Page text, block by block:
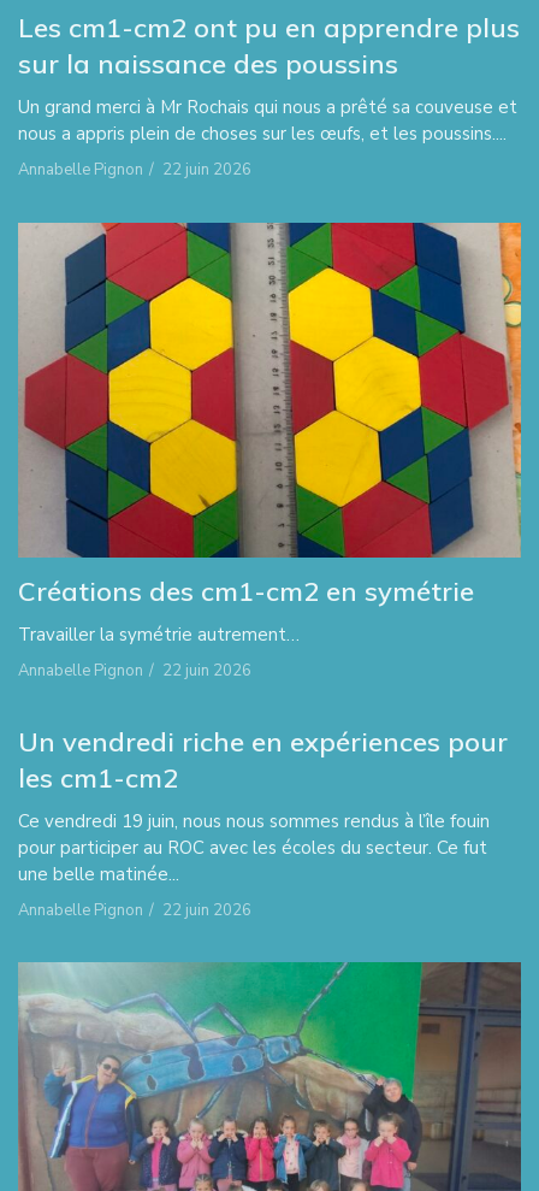
Les cm1-cm2 ont pu en apprendre plus
sur la naissance des poussins
Un grand merci à Mr Rochais qui nous a prêté sa couveuse et
nous a appris plein de choses sur les œufs, et les poussins....
Annabelle Pignon / 22 juin 2026
Créations des cm1-cm2 en symétrie
Travailler la symétrie autrement…
Annabelle Pignon / 22 juin 2026
Un vendredi riche en expériences pour
les cm1-cm2
Ce vendredi 19 juin, nous nous sommes rendus à l’île fouin
pour participer au ROC avec les écoles du secteur. Ce fut
une belle matinée...
Annabelle Pignon / 22 juin 2026